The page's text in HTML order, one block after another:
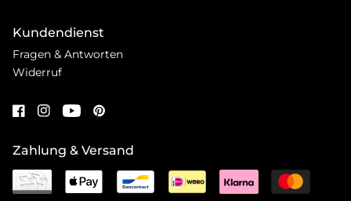
Kundendienst
Fragen & Antworten
Widerruf
Zahlung & Versand